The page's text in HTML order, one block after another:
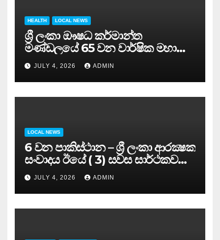
HEALTH LOCAL NEWS
ශ්‍රී ලංකා ඖෂධ කර්මාන්ත
මණ්ඩලයේ 65 වන වාර්ෂික මහා
සමුළුව සෞඛ්‍ය නියෝජ්‍ය
අමාත්‍යවරයාගේ ප්‍රධානත්වයෙන්……
JULY 4, 2026 ADMIN
LOCAL NEWS
6 වන පාකිස්ථාන – ශ්‍රී ලංකා ආරක්‍ෂක
සංවාදය ඊයේ ( 3) සවස සාර්ථකව
අවසන් කරයි..
JULY 4, 2026 ADMIN